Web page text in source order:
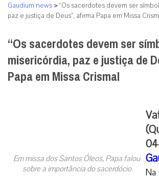
Gaudium news >“Os sacerdotes devem ser
paz e justiça de Deus”, afirma Papa em Missa
“Os sacerdotes devem ser
misericórdia, paz e justiça de
Papa em Missa Crismal
Em missa dos Santos Óleos, Papa falou
sobre a importância do sacerdócio